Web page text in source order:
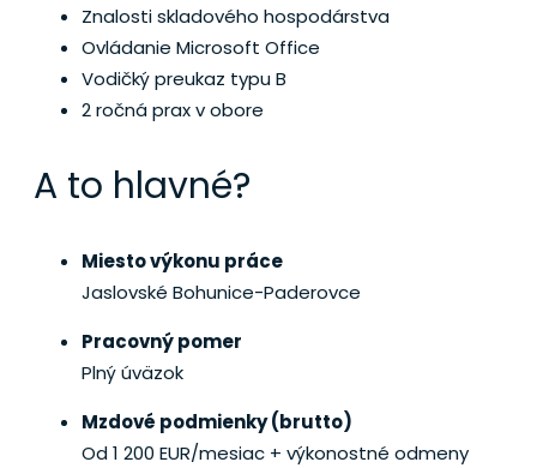
Znalosti skladového hospodárstva
Ovládanie Microsoft Office
Vodičký preukaz typu B
2 ročná prax v obore
A to hlavné?
Miesto výkonu práce
Jaslovské Bohunice-Paderovce
Pracovný pomer
Plný úväzok
Mzdové podmienky (brutto)
Od 1 200 EUR/mesiac + výkonostné odmeny